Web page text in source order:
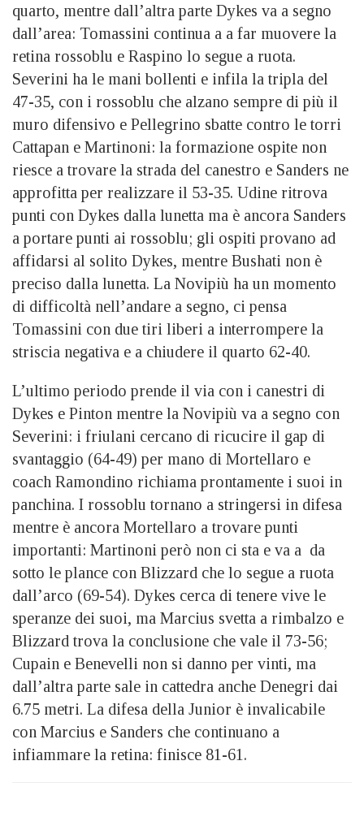
quarto, mentre dall’altra parte Dykes va a segno
dall’area: Tomassini continua a a far muovere la
retina rossoblu e Raspino lo segue a ruota.
Severini ha le mani bollenti e infila la tripla del
47-35, con i rossoblu che alzano sempre di più il
muro difensivo e Pellegrino sbatte contro le torri
Cattapan e Martinoni: la formazione ospite non
riesce a trovare la strada del canestro e Sanders ne
approfitta per realizzare il 53-35. Udine ritrova
punti con Dykes dalla lunetta ma è ancora Sanders
a portare punti ai rossoblu; gli ospiti provano ad
affidarsi al solito Dykes, mentre Bushati non è
preciso dalla lunetta. La Novipiù ha un momento
di difficoltà nell’andare a segno, ci pensa
Tomassini con due tiri liberi a interrompere la
striscia negativa e a chiudere il quarto 62-40.
L’ultimo periodo prende il via con i canestri di
Dykes e Pinton mentre la Novipiù va a segno con
Severini: i friulani cercano di ricucire il gap di
svantaggio (64-49) per mano di Mortellaro e
coach Ramondino richiama prontamente i suoi in
panchina. I rossoblu tornano a stringersi in difesa
mentre è ancora Mortellaro a trovare punti
importanti: Martinoni però non ci sta e va a da
sotto le plance con Blizzard che lo segue a ruota
dall’arco (69-54). Dykes cerca di tenere vive le
speranze dei suoi, ma Marcius svetta a rimbalzo e
Blizzard trova la conclusione che vale il 73-56;
Cupain e Benevelli non si danno per vinti, ma
dall’altra parte sale in cattedra anche Denegri dai
6.75 metri. La difesa della Junior è invalicabile
con Marcius e Sanders che continuano a
infiammare la retina: finisce 81-61.